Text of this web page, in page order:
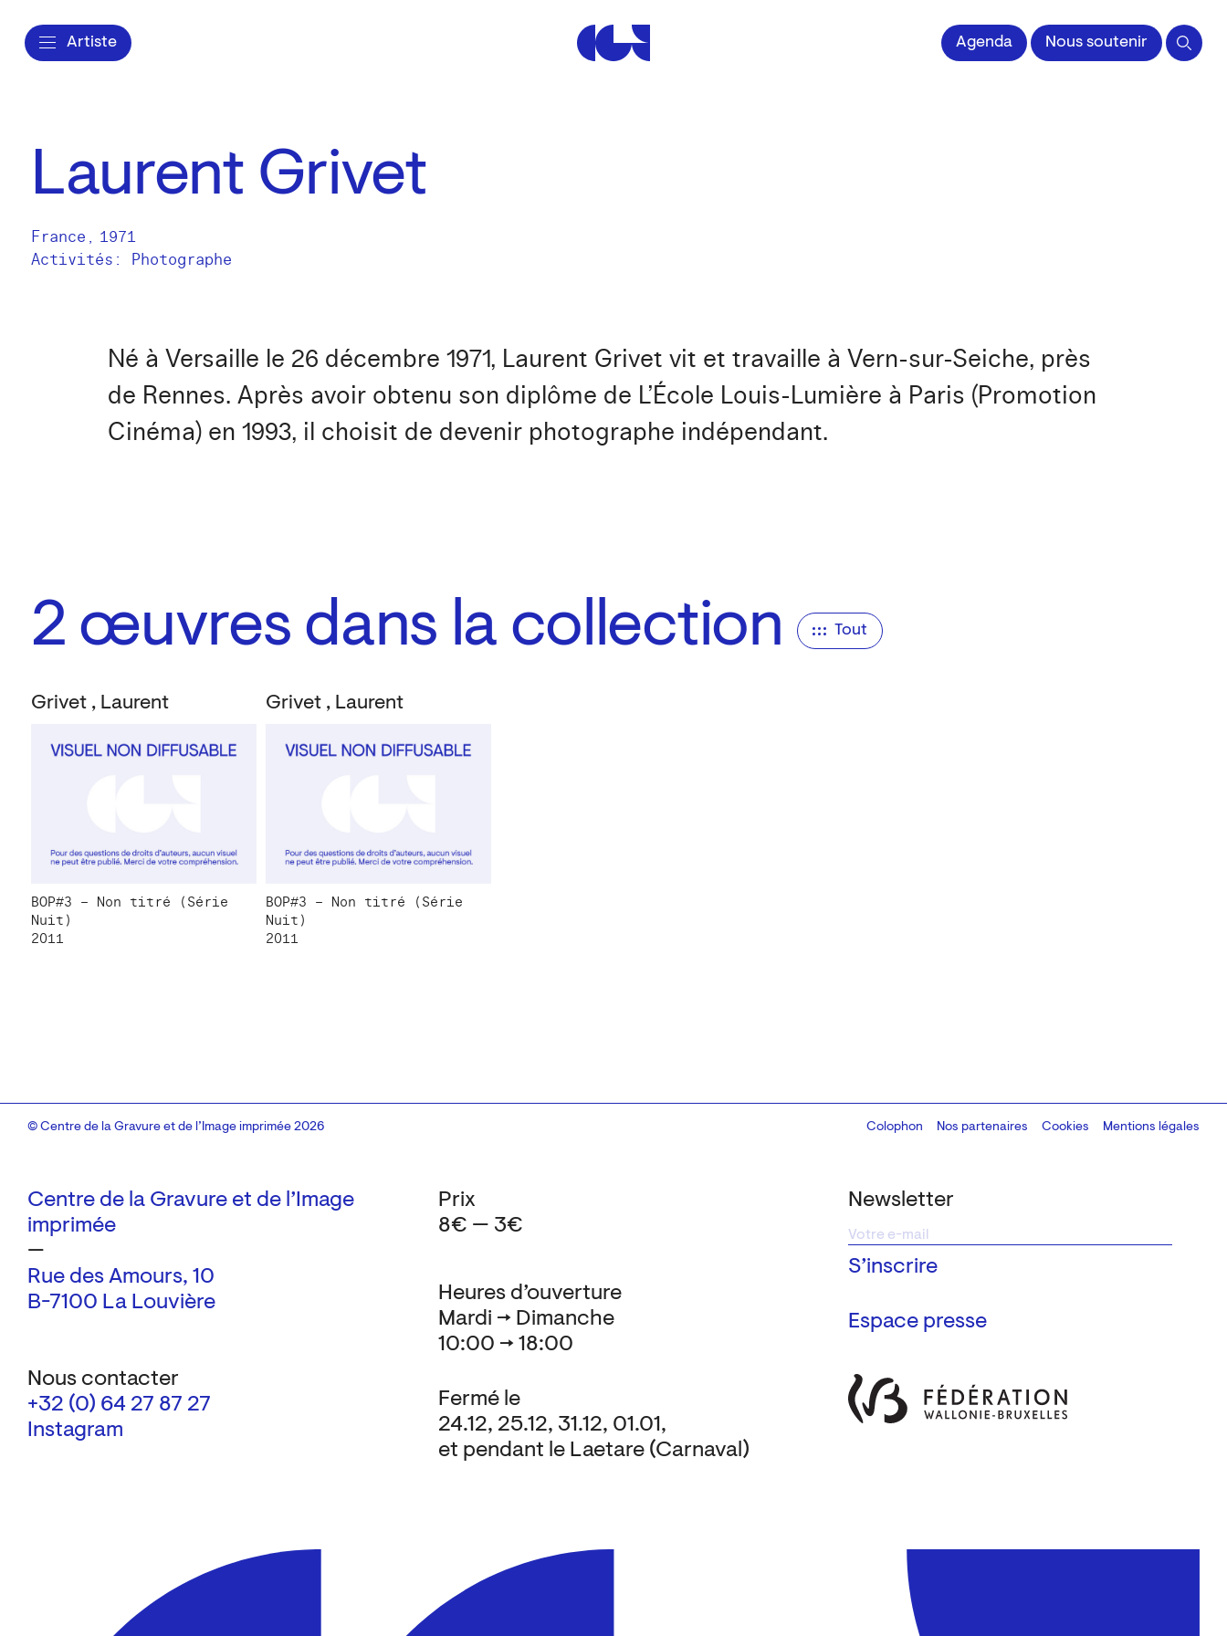
Artiste Centre de la Gravure et de l'Image impriméeAgenda Nous soutenir
Laurent Grivet
France , 1971
Activités: Photographe
Né à Versaille le 26 décembre 1971, Laurent Grivet vit et travaille à Vern-sur-Seiche, près
de Rennes. Après avoir obtenu son diplôme de L’École Louis-Lumière à Paris (Promotion
Cinéma) en 1993, il choisit de devenir photographe indépendant.
2 œuvres dans la collection Tout
Grivet , Laurent
BOP#3 – Non titré (Série
Nuit)
2011
Grivet , Laurent
BOP#3 – Non titré (Série
Nuit)
2011
Centre de la Gravure et de l’Image
imprimée
—
Rue des Amours, 10
B-7100 La Louvière
Nous contacter
+32 (0) 64 27 87 27
Instagram
Newsletter
Espace presse
Heures d’ouverture
Mardi → Dimanche
10:00 → 18:00
Fermé le
24.12, 25.12, 31.12, 01.01,
et pendant le Laetare (Carnaval)
Prix
8€ — 3€
© Centre de la Gravure et de l’Image imprimée 2026 Colophon
Design:Marcel Kaczmarek, code:8080.studio
Nos partenaires Cookies Mentions légales